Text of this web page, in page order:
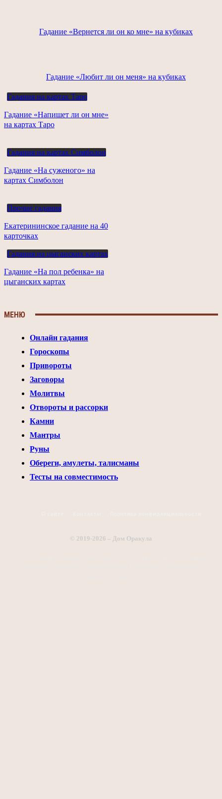
Гадание «Вернется ли он ко мне» на кубиках
Гадание «Любит ли он меня» на кубиках
Гадания на картах Таро
Гадание «Напишет ли он мне»
на картах Таро
Гадания на картах Симболон
Гадание «На суженого» на
картах Симболон
Прочие гадания
Екатерининское гадание на 40
карточках
Гадания на цыганских картах
Гадание «На пол ребенка» на
цыганских картах
МЕНЮ
Онлайн гадания
Гороскопы
Привороты
Заговоры
Молитвы
Отвороты и рассорки
Камни
Мантры
Руны
Обереги, амулеты, талисманы
Тесты на совместимость
© 2019-2026 – Дом Оракула